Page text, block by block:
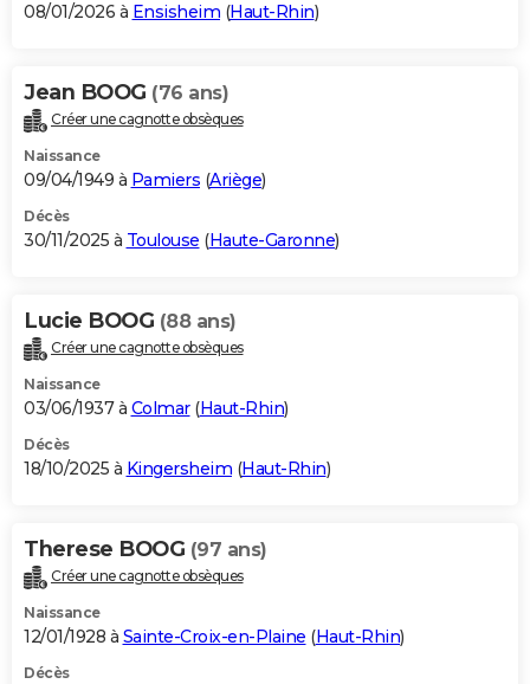
08/01/2026 à Ensisheim (Haut-Rhin)
Jean BOOG (76 ans)
Créer une cagnotte obsèques
Naissance
09/04/1949 à Pamiers (Ariège)
Décès
30/11/2025 à Toulouse (Haute-Garonne)
Lucie BOOG (88 ans)
Créer une cagnotte obsèques
Naissance
03/06/1937 à Colmar(Haut-Rhin)
Décès
18/10/2025 à Kingersheim (Haut-Rhin)
Therese BOOG (97 ans)
Créer une cagnotte obsèques
Naissance
12/01/1928 à Sainte-Croix-en-Plaine (Haut-Rhin)
Décès